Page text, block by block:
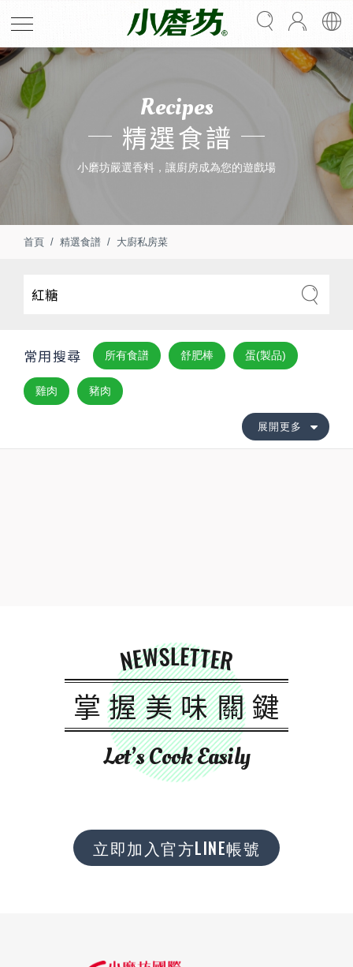
Recipes
精選食譜
小磨坊嚴選香料，讓廚房成為您的遊戲場
首頁 精選食譜 大廚私房菜
常用搜尋 所有食譜 舒肥棒 蛋(製品)
雞肉 豬肉
展開更多
NEWSLETTER
掌握美味關鍵
Let’s Cook Easily
立即加入官方LINE帳號